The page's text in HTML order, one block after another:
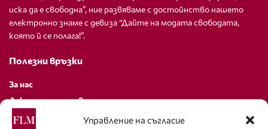
Управление на съгласие
иска да е свободна”, ние развяваме с достойнство нашето
електронно знаме с девиза “Дайте на модата свободата,
която й се полага!”.
Полезни връзки
За нас
Декларация за поверителност
Политика за бисквитки